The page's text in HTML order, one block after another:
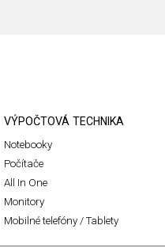
VÝPOČTOVÁ TECHNIKA
Notebooky
Počítače
All In One
Monitory
Mobilné telefóny / Tablety